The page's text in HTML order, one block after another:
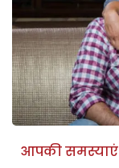
आपकी समस्याएं